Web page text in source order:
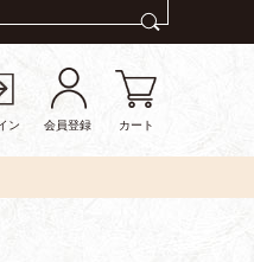
ン 会員登録 カート